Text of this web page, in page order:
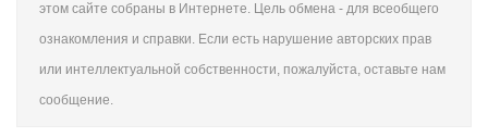
этом сайте собраны в Интернете. Цель обмена - для всеобщего
ознакомления и справки. Если есть нарушение авторских прав
или интеллектуальной собственности, пожалуйста, оставьте нам
сообщение.